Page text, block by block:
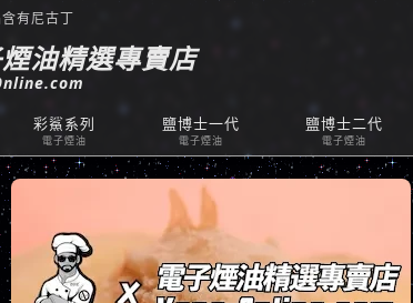
有尼古丁
油精選專賣店
彩鯊系列
電子煙油
鹽博士一代
電子煙油
鹽博士二代
電子煙油